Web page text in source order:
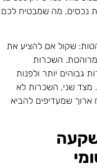
נכסים, מה שמבטיח לכם
שקול אם להציע את
השכרות
גבוהים יותר ולפנות
שני, השכרות לא
ארוך שמעדיפים להביא